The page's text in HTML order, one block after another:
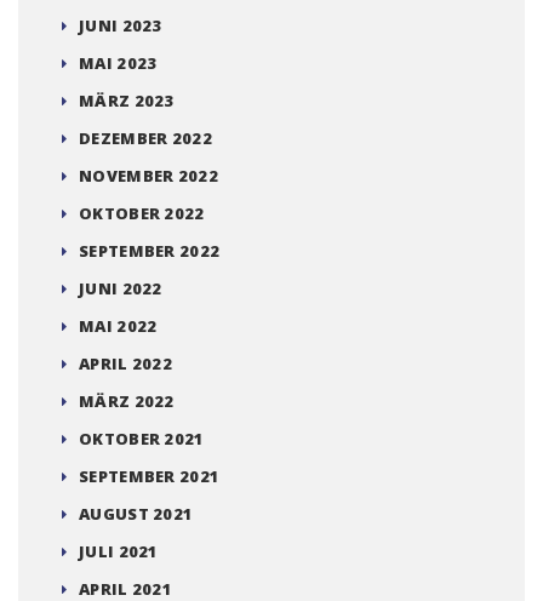
JUNI 2023
MAI 2023
MÄRZ 2023
DEZEMBER 2022
NOVEMBER 2022
OKTOBER 2022
SEPTEMBER 2022
JUNI 2022
MAI 2022
APRIL 2022
MÄRZ 2022
OKTOBER 2021
SEPTEMBER 2021
AUGUST 2021
JULI 2021
APRIL 2021